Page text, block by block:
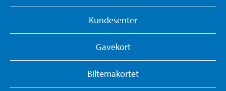
Kundesenter
Gavekort
Biltemakortet